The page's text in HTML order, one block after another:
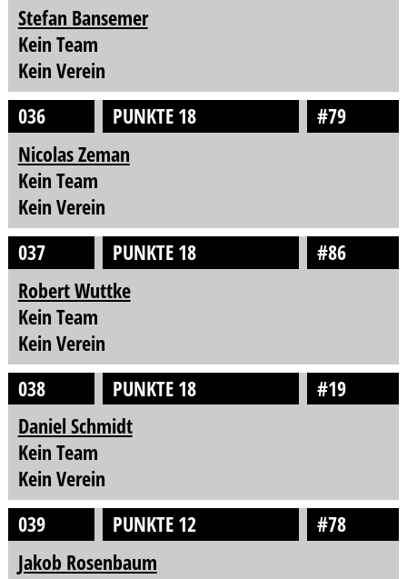
Stefan Bansemer
Kein Team
Kein Verein
036
PUNKTE 18
#79
Nicolas Zeman
Kein Team
Kein Verein
037
PUNKTE 18
#86
Robert Wuttke
Kein Team
Kein Verein
038
PUNKTE 18
#19
Daniel Schmidt
Kein Team
Kein Verein
039
PUNKTE 12
#78
Jakob Rosenbaum